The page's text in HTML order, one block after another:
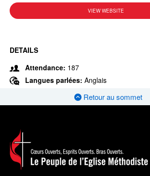
VIEW WEBSITE
DETAILS
Attendance: 187
Langues parlées: Anglais
Retour au sommet